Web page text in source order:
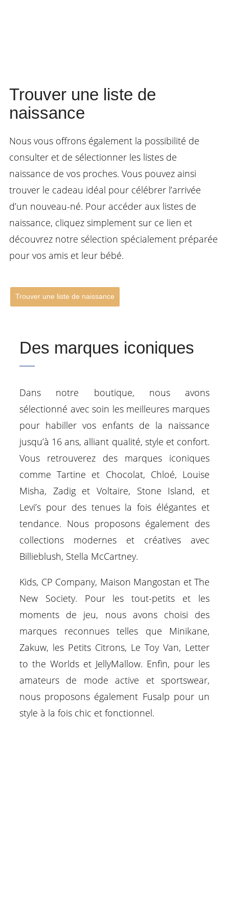
Trouver une liste de
naissance
Nous vous offrons également la possibilité de
consulter et de sélectionner les listes de
naissance de vos proches. Vous pouvez ainsi
trouver le cadeau idéal pour célébrer l’arrivée
d’un nouveau-né. Pour accéder aux listes de
naissance, cliquez simplement sur ce lien et
découvrez notre sélection spécialement préparée
pour vos amis et leur bébé.
Trouver une liste de naissance
Des marques iconiques
Dans notre boutique, nous avons
sélectionné avec soin les meilleures marques
pour habiller vos enfants de la naissance
jusqu’à 16 ans, alliant qualité, style et confort.
Vous retrouverez des marques iconiques
comme Tartine et Chocolat, Chloé, Louise
Misha, Zadig et Voltaire, Stone Island, et
Levi’s pour des tenues la fois élégantes et
tendance. Nous proposons également des
collections modernes et créatives avec
Billieblush, Stella McCartney.
Kids, CP Company, Maison Mangostan et The
New Society. Pour les tout-petits et les
moments de jeu, nous avons choisi des
marques reconnues telles que Minikane,
Zakuw, les Petits Citrons, Le Toy Van, Letter
to the Worlds et JellyMallow. Enfin, pour les
amateurs de mode active et sportswear,
nous proposons également Fusalp pour un
style à la fois chic et fonctionnel.